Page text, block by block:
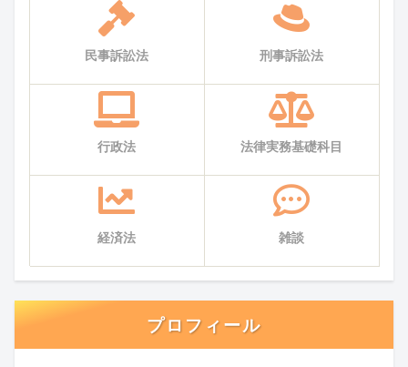
民事訴訟法 刑事訴訟法
行政法 法律実務基礎科目
経済法 雑談
プロフィール